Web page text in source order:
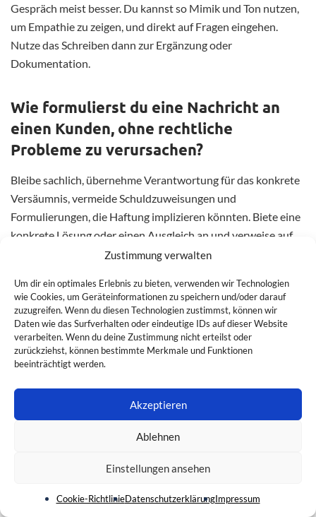
Zustimmung verwalten
Um dir ein optimales Erlebnis zu bieten, verwenden wir Technologien
wie Cookies, um Geräteinformationen zu speichern und/oder darauf
zuzugreifen. Wenn du diesen Technologien zustimmst, können wir
Daten wie das Surfverhalten oder eindeutige IDs auf dieser Website
verarbeiten. Wenn du deine Zustimmung nicht erteilst oder
zurückziehst, können bestimmte Merkmale und Funktionen
beeinträchtigt werden.
Akzeptieren
Ablehnen
Einstellungen ansehen
Cookie-RichtlinieDatenschutzerklärungImpressum
Gespräch meist besser. Du kannst so Mimik und Ton nutzen,
um Empathie zu zeigen, und direkt auf Fragen eingehen.
Nutze das Schreiben dann zur Ergänzung oder
Dokumentation.
Wie formulierst du eine Nachricht an
einen Kunden, ohne rechtliche
Probleme zu verursachen?
Bleibe sachlich, übernehme Verantwortung für das konkrete
Versäumnis, vermeide Schuldzuweisungen und
Formulierungen, die Haftung implizieren könnten. Biete eine
konkrete Lösung oder einen Ausgleich an und verweise auf
interne Verbesserungen, um Wiederholung zu verhindern.
Welche Fehler solltest du unbedingt
vermeiden, wenn du dich bei einem
Vorgesetzten entschuldigst?
Vermeide Rechtfertigungen, das Wort „aber“ und das
Abwälzen von Schuld. Beschränke dich auf Fakten, nenne
Ursachen kurz und zeige konkrete Schritte zur Vermeidung
ausdrücken, ohne übertrieben zu